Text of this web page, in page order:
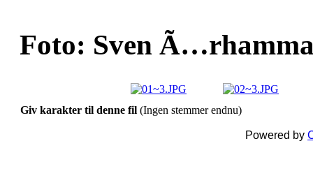
Foto: Sven
Giv karakter til denne fil (Ingen stemmer endnu)
Powered by